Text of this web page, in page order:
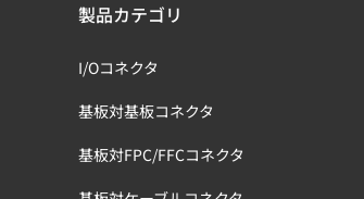
製品カテゴリ
I/Oコネクタ
基板対基板コネクタ
基板対FPC/FFCコネクタ